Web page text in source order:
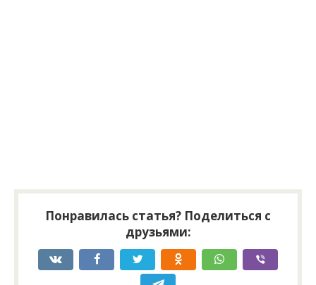
Понравилась статья? Поделиться с
друзьями: